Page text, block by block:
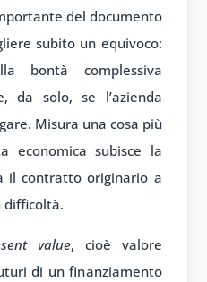
del documento
subito un equivoco:
bontà complessiva
da solo, se l’azienda
Misura una cosa più
economica subisce la
il contratto originario a
difficoltà.
value, cioè valore
di un finanziamento